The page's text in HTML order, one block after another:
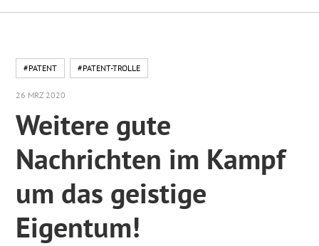
#PATENT #PATENT-TROLLE
26 MRZ 2020
Weitere gute
Nachrichten im Kampf
um das geistige
Eigentum!